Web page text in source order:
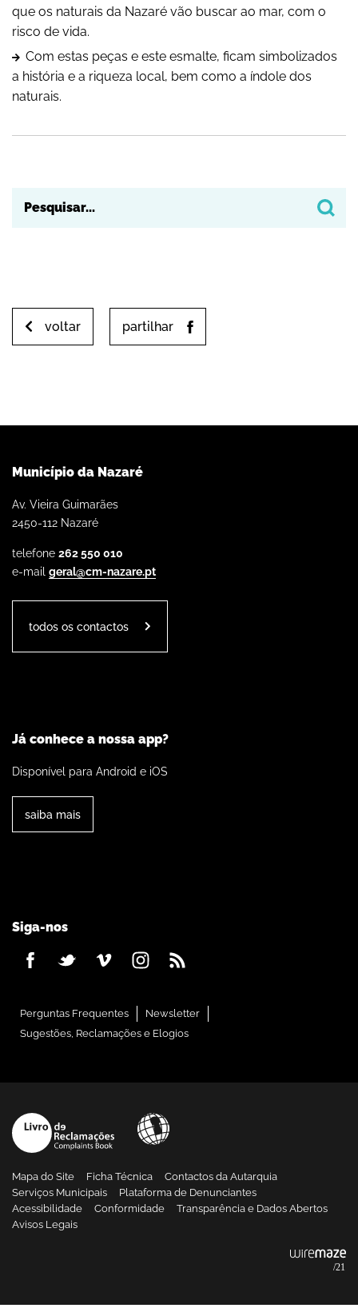
que os naturais da Nazaré vão buscar ao mar, com o
risco de vida.
Com estas peças e este esmalte, ficam simbolizados
a história e a riqueza local, bem como a índole dos
naturais.
voltar partilhar
Município da Nazaré
Av. Vieira Guimarães
2450-112 Nazaré
telefone 262 550 010
e-mail geral@cm-nazare.pt
todos os contactos
Já conhece a nossa app?
Disponível para Android e iOS
saiba mais
Siga-nos
Perguntas Frequentes
Newsletter
Sugestões, Reclamações e Elogios
Mapa do Site Ficha Técnica
Contactos da Autarquia
Serviços Municipais
Plataforma de Denunciantes
Acessibilidade
Conformidade
Transparência e Dados Abertos
Avisos Legais